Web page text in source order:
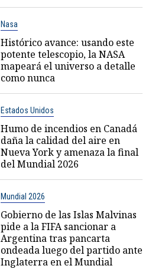
Nasa
Histórico avance: usando este
potente telescopio, la NASA
mapeará el universo a detalle
como nunca
Estados Unidos
Humo de incendios en Canadá
daña la calidad del aire en
Nueva York y amenaza la final
del Mundial 2026
Mundial 2026
Gobierno de las Islas Malvinas
pide a la FIFA sancionar a
Argentina tras pancarta
ondeada luego del partido ante
Inglaterra en el Mundial